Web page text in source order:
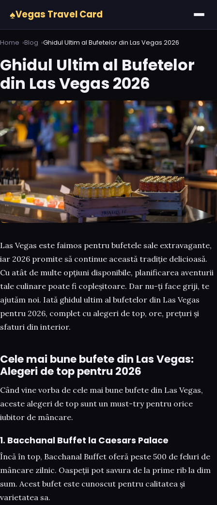
♠Vegas Travel Card
Home Blog Ghidul Ultim al Bufetelor din Las Vegas 2026
Ghidul Ultim al Bufetelor
din Las Vegas 2026
Las Vegas este faimos pentru bufetele sale extravagante,
iar 2026 promite să continue această tradiție delicioasă.
Cu atât de multe opțiuni disponibile, planificarea aventurii
tale culinare poate fi copleșitoare. Dar nu-ți face griji, te
ajutăm noi. Iată ghidul ultim al bufetelor din Las Vegas
pentru 2026, complet cu alegeri de top, ore, prețuri și
sfaturi din interior.
Cele mai bune bufete din Las Vegas:
Alegeri de top pentru 2026
Când vine vorba de cele mai bune bufete din Las Vegas,
aceste alegeri de top sunt un must-try pentru orice
iubitor de mâncare.
1. Bacchanal Buffet la Caesars Palace
Încă în top, Bacchanal Buffet oferă peste 500 de feluri de
mâncare zilnic. Oaspeții pot savura de la prime rib la dim
sum. Acest bufet este cunoscut pentru calitatea și
varietatea sa.